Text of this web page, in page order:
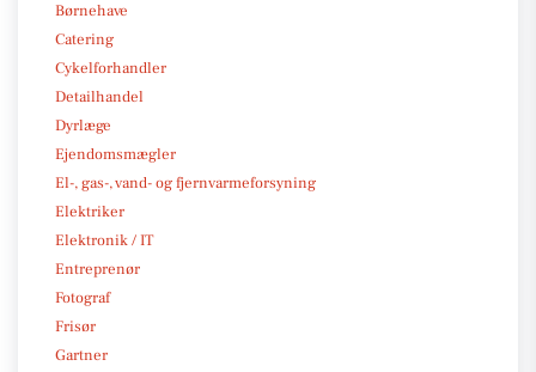
Børnehave
Catering
Cykelforhandler
Detailhandel
Dyrlæge
Ejendomsmægler
El-, gas-, vand- og fjernvarmeforsyning
Elektriker
Elektronik / IT
Entreprenør
Fotograf
Frisør
Gartner